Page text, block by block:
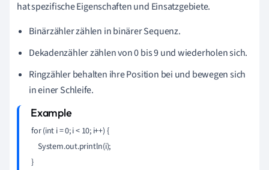
hat spezifische Eigenschaften und Einsatzgebiete.
Binärzähler zählen in binärer Sequenz.
Dekadenzähler zählen von 0 bis 9 und wiederholen sich.
Ringzähler behalten ihre Position bei und bewegen sich
in einer Schleife.
for (int i = 0; i < 10; i++) {
    System.out.println(i);
}